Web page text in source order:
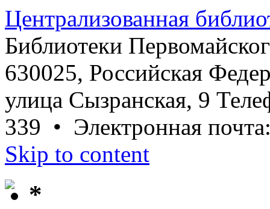
Централизованная
Библиотеки
630025, Российская
улица Сызранская, 9
339 • Электронная
Skip to content
*